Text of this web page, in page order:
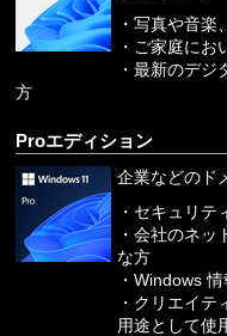
・写真や音
・ご家庭に
・最新のデ
方
Proエディション
企業などのド
・セキュリ
・会社のネ
な方
・Windows
・クリエイ
用途として使